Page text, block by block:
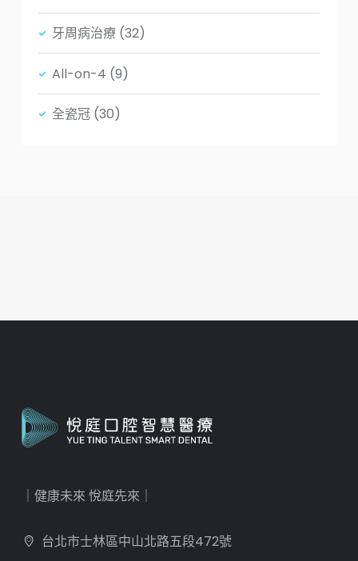
牙周病治療 (32)
All-on-4 (9)
全瓷冠 (30)
｜健康未來 悅庭先來｜
台北市士林區中山北路五段472號